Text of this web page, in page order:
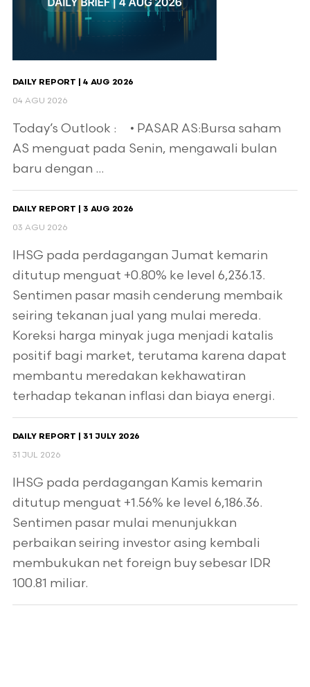
DAILY REPORT | 4 AUG 2026
04 AGU 2026
Today’s Outlook : • PASAR AS:Bursa saham
AS menguat pada Senin, mengawali bulan
baru dengan ...
DAILY REPORT | 3 AUG 2026
03 AGU 2026
IHSG pada perdagangan Jumat kemarin
ditutup menguat +0.80% ke level 6,236.13.
Sentimen pasar masih cenderung membaik
seiring tekanan jual yang mulai mereda.
Koreksi harga minyak juga menjadi katalis
positif bagi market, terutama karena dapat
membantu meredakan kekhawatiran
terhadap tekanan inflasi dan biaya energi.
DAILY REPORT | 31 JULY 2026
31 JUL 2026
IHSG pada perdagangan Kamis kemarin
ditutup menguat +1.56% ke level 6,186.36.
Sentimen pasar mulai menunjukkan
perbaikan seiring investor asing kembali
membukukan net foreign buy sebesar IDR
100.81 miliar.